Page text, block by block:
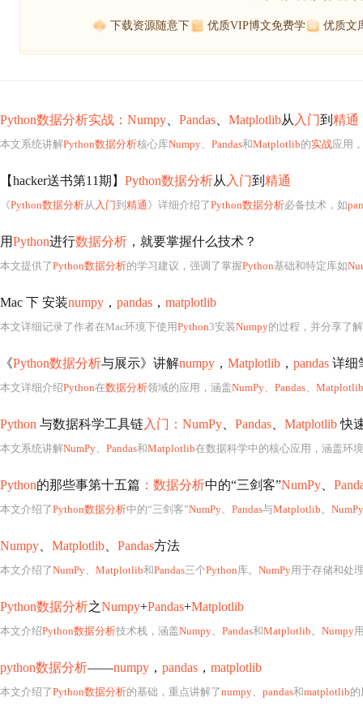
下载资源随意下 优质VIP博文免费学 优质文
Python数据分析实战：Numpy Pandas Matplotlib从 入门到 精通
本文系统讲解Python数据分析核心库Numpy、 Pandas和Matplotlib的实战应用，涵盖环境搭建、数值计算、
【hacker送书第11期】 Python数据分析从 入门到 精通
《Python数据分析从 入门到 精通》详细介绍了Python数据分析必备技术，如
用Python进行数据分析 ，就要掌握什么技术？
本文提供了Python数据分析的学习建议，强调了掌握Python基础和特定库如
Mac 下 安装numpy ， pandas ， matplotlib
本文详细记录了作者在Mac环境下使用Python3安装Numpy的过程，并分享了解决安装过
《Python数据分析与展示》讲解numpy ， Matplotlib ， pandas 详细
本文详细介绍Python在数据分析领域的应用，涵盖NumPy、 Pandas、 Matplotlib
Python 与数据科学工具链入门：NumPy Pandas Matplotlib快
本文系统讲解NumPy、 Pandas和Matplotlib在数据科学中的核心应用，涵盖环境配置、数据加载
Python的那些事第十五篇 ：数据分析中的“三剑客”NumPy
本文介绍了Python数据分析中的“三剑客”NumPy、 Pandas与Matplotlib。 NumPy
Numpy Matplotlib Pandas方法
本文介绍了NumPy、 Matplotlib和Pandas三个Python库。 NumPy用于存储和处理大型
Python数据分析之Numpy+Pandas+Matplotlib
本文介绍Python数据分析技术栈，涵盖Numpy、 Pandas和Matplotlib。 Numpy
python数据分析——numpy ， pandas ， matplotlib
本文介绍了Python数据分析的基础，重点讲解了numpy、 pandas和matplotlib